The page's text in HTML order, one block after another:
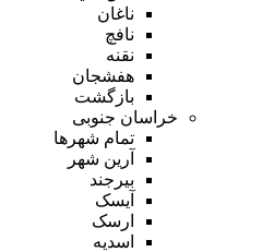
ناغان
نافچ
نقنه
هفشجان
بازگشت
خراسان جنوبی
تمام شهر‌ها
آرین شهر
بیرجند
آیسک
ارسک
اسدیه